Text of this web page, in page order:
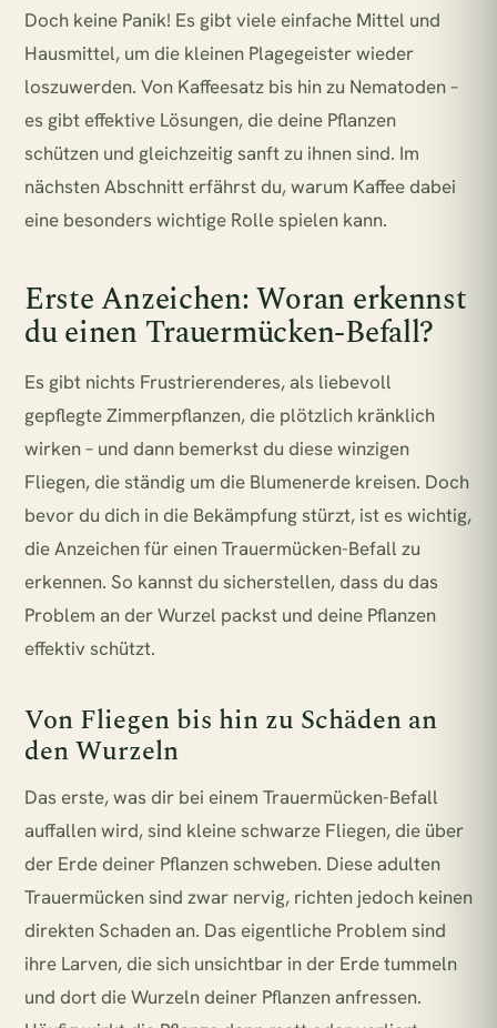
Doch keine Panik! Es gibt viele einfache Mittel und
Hausmittel, um die kleinen Plagegeister wieder
loszuwerden. Von Kaffeesatz bis hin zu Nematoden –
es gibt effektive Lösungen, die deine Pflanzen
schützen und gleichzeitig sanft zu ihnen sind. Im
nächsten Abschnitt erfährst du, warum Kaffee dabei
eine besonders wichtige Rolle spielen kann.
Erste Anzeichen: Woran erkennst
du einen Trauermücken-Befall?
Es gibt nichts Frustrierenderes, als liebevoll
gepflegte Zimmerpflanzen, die plötzlich kränklich
wirken – und dann bemerkst du diese winzigen
Fliegen, die ständig um die Blumenerde kreisen. Doch
bevor du dich in die Bekämpfung stürzt, ist es wichtig,
die Anzeichen für einen Trauermücken-Befall zu
erkennen. So kannst du sicherstellen, dass du das
Problem an der Wurzel packst und deine Pflanzen
effektiv schützt.
Von Fliegen bis hin zu Schäden an
den Wurzeln
Das erste, was dir bei einem Trauermücken-Befall
auffallen wird, sind kleine schwarze Fliegen, die über
der Erde deiner Pflanzen schweben. Diese adulten
Trauermücken sind zwar nervig, richten jedoch keinen
direkten Schaden an. Das eigentliche Problem sind
ihre Larven, die sich unsichtbar in der Erde tummeln
und dort die Wurzeln deiner Pflanzen anfressen.